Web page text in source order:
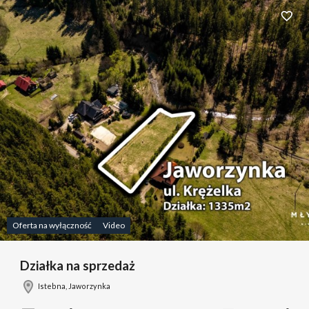
Oferta na wyłączność Video
Dodaj
Działka na sprzedaż
Istebna, Jaworzynka